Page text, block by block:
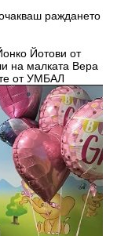
раждането
Йотови от
на малката Вера
от УМБАЛ